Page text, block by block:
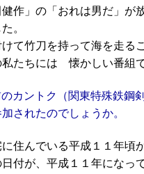
作」の「おれは男だ」が
。
て竹刀を持って海を走る
たちには 懐かしい番組
カントク（関東特殊鉄鋼
されたのでしょうか。
住んでいる平成１１年頃
付が、平成１１年になっ